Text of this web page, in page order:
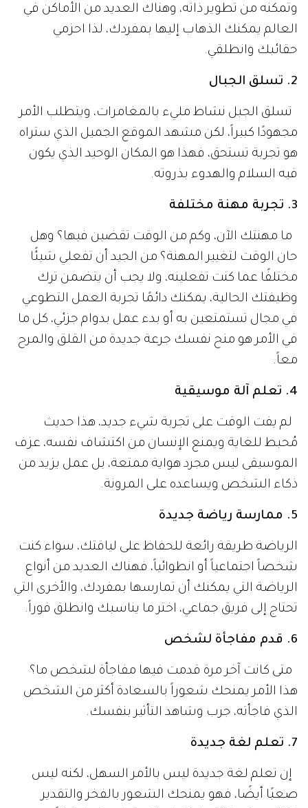
وتمكنه من تطوير ذاته، وهناك العديد من الأماكن في
العالم يمكنك الذهاب إليها بمفردك، لذا احزمي
حقائبك وانطلقي.
2. تسلق الجبال
تسلق الجبل نشاط مليء بالمغامرات، ويتطلب الأمر
مجهودًا كبيراً، لكن مشهد الموقع الجميل الذي ستراه
هو تجربة تستحق، فهذا هو المكان الوحيد الذي يكون
فيه السلام والهدوء بذروته.
3. تجربة مهنة مختلفة
ما مهنتك الآن، وكم من الوقت تقضين فيها؟ وهل
حان الوقت لتغيير المهنة؟ من الجيد أن تفعلي شيئًا
مختلفًا عما كنت تفعلينه، ولا يجب أن يتضمن ترك
وظيفتك الحالية، يمكنك دائمًا تجربة العمل التطوعي
في مجال تستمتعين به أو بدء عمل بدوام جزئي، كل ما
في الأمر هو منح نفسك جرعة جديدة من القلق والمرح
معاً.
4. تعلم آلة موسيقية
لم يفت الوقت على تجربة شيء جديد، هذا حديث
مُحبط للغاية ويمنع الإنسان من اكتشاف نفسه، عزف
الموسيقى ليس مجرد هواية ممتعة، بل عمل يزيد من
ذكاء الشخص ويساعده على المرونة.
5. ممارسة رياضة جديدة
الرياضة طريقة رائعة للحفاظ على لياقتك، سواء كنت
شخصاً اجتماعياً أو انطوائياً، فهناك العديد من أنواع
الرياضة التي يمكنك أن تمارسها بمفردك، والأخرى التي
تحتاج إلى فريق جماعي، اختر ما يناسبك وانطلق فوراً.
6. قدم مفاجأة لشخص
متى كانت آخر مرة قدمت فيها مفاجأة لشخص ما؟
هذا الأمر يمنحك شعوراً بالسعادة أكثر من الشخص
الذي فاجأته، جرب وشاهد التأثير بنفسك.
7. تعلم لغة جديدة
إن تعلم لغة جديدة ليس بالأمر السهل، لكنه ليس
صعبًا أيضًا، فهو يمنحك الشعور بالفخر والتقدير